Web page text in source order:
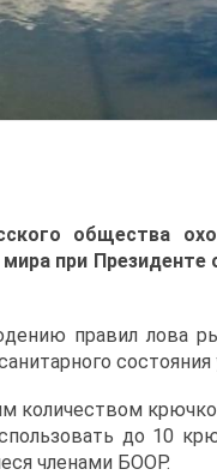
общества
при Президенте
правил лова
состояния
количеством
до 10
членами БООР.